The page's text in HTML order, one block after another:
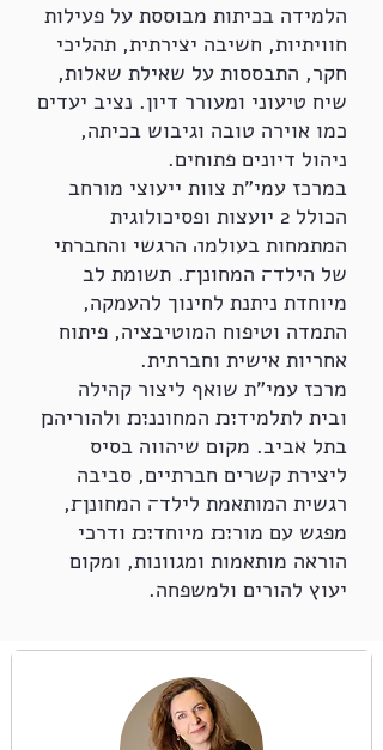
הלמידה בכיתות מבוססת על פעילות
חוויתיות, חשיבה יצירתית, תהליכי
חקר, התבססות על שאילת שאלות,
שיח טיעוני ומעורר דיון. נציב יעדים
כמו אוירה טובה וגיבוש בכיתה,
ניהול דיונים פתוחים.
במרכז עמי"ת צוות ייעוצי מורחב
הכולל 2 יועצות ופסיכולוגית
המתמחות בעולמ׎ הרגשי והחברתי
של הילד׌ המחונן׍. תשומת לב
מיוחדת ניתנת לחינוך להעמקה,
התמדה וטיפוח המוטיבציה, פיתוח
אחריות אישית וחברתית.
מרכז עמי"ת שואף ליצור קהילה
ובית לתלמיד׊׉ המחוננ׊׉ ולהוריה׋
בתל אביב. מקום שיהווה בסיס
ליצירת קשרים חברתיים, סביבה
רגשית המותאמת לילד׌ המחונן׍,
מפגש עם מור׊׉ מיוחד׊׉ ודרכי
הוראה מותאמות ומגוונות, ומקום
יעוץ להורים ולמשפחה.